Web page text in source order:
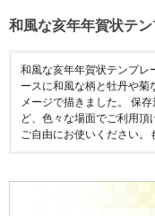
和風な亥年年賀状テ
和風な亥年年賀状テンプレ
ースに和風な柄と牡丹や菊
メージで描きました。 保
ど、色々な場面でご利用頂
ご自由にお使いください。